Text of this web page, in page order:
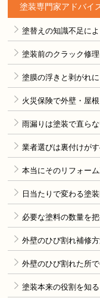
塗装専門家アドバイ
塗替えの知識不足に
塗装前のクラック修
塗膜の浮きと剥がれ
火災保険で外壁・屋
雨漏りは塗装で直ら
業者選びは裏付けが
本当にそのリフォー
日当たりで変わる塗
必要な塗料の数量を
外壁のひび割れ補修
外壁のひび割れた所
塗装本来の役割を知